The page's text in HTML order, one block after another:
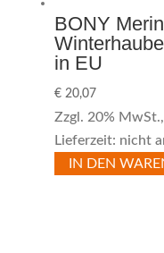
BONY
in EU
€20,07
Zzgl. 20%
Lieferzeit: nicht
IN DEN